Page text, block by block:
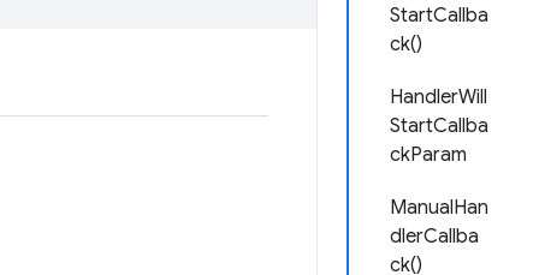
StartCallba
ck()
HandlerWill
StartCallba
ckParam
ManualHan
dlerCallba
ck()